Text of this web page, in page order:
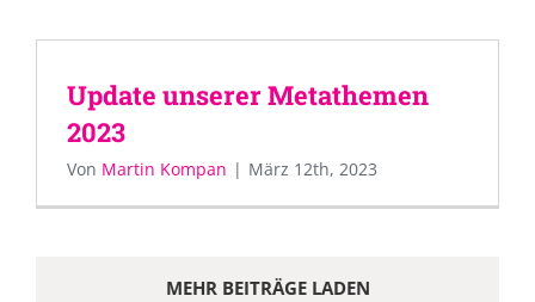
Update unserer Metathemen
2023
Von Martin Kompan | März 12th, 2023
MEHR BEITRÄGE LADEN